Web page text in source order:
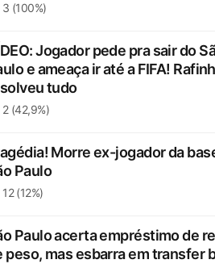
3 (100%)
Jogador pede pra sair do
e ameaça ir até a FIFA!
tudo
2 (42,9%)
Morre ex-jogador da
Paulo
12 (12%)
Paulo acerta empréstimo de
peso, mas esbarra em transfer